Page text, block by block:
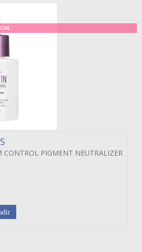
CONTROL PIGMENT NEUTRALIZER